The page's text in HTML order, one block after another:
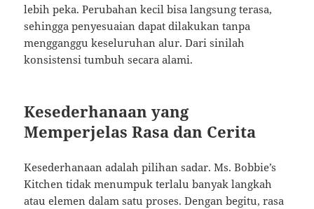
lebih peka. Perubahan kecil bisa langsung terasa,
sehingga penyesuaian dapat dilakukan tanpa
mengganggu keseluruhan alur. Dari sinilah
konsistensi tumbuh secara alami.
Kesederhanaan yang
Memperjelas Rasa dan Cerita
Kesederhanaan adalah pilihan sadar. Ms. Bobbie’s
Kitchen tidak menumpuk terlalu banyak langkah
atau elemen dalam satu proses. Dengan begitu, rasa